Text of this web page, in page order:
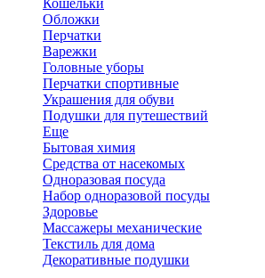
Кошельки
Обложки
Перчатки
Варежки
Головные уборы
Перчатки спортивные
Украшения для обуви
Подушки для путешествий
Еще
Бытовая химия
Средства от насекомых
Одноразовая посуда
Набор одноразовой посуды
Здоровье
Массажеры механические
Текстиль для дома
Декоративные подушки